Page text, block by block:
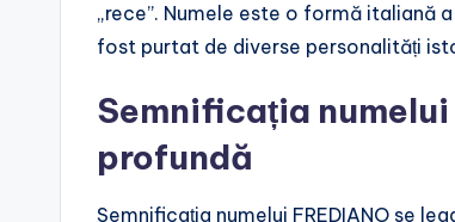
„rece”. Numele este o formă italiană
fost purtat de diverse personalități
Semnificația
profundă
Semnificația numelui FREDIANO se